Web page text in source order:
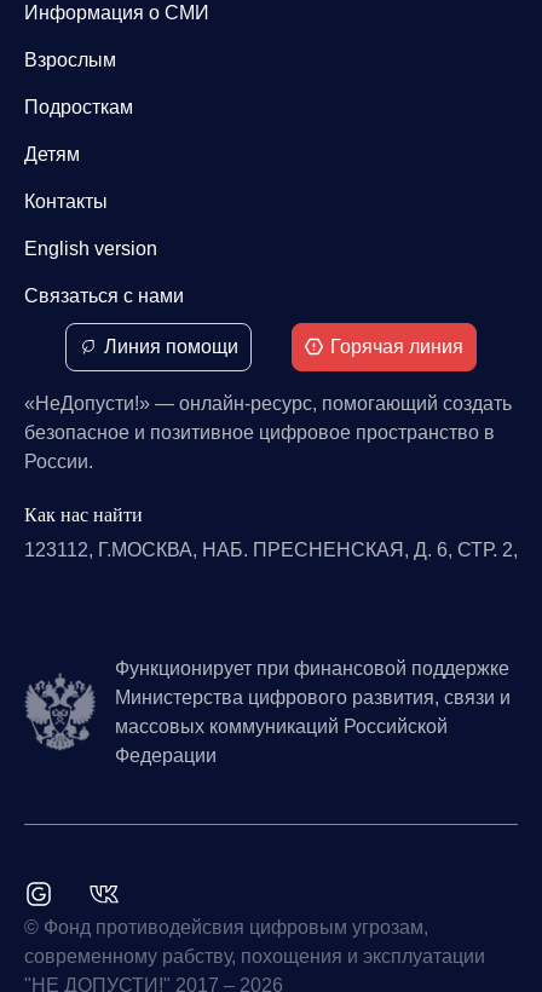
Информация о СМИ
Взрослым
Подросткам
Детям
Контакты
English version
Связаться с нами
Линия помощи Горячая линия
«НеДопусти!» — онлайн-ресурс, помогающий создать
безопасное и позитивное цифровое пространство в
России.
Как нас найти
123112, Г.МОСКВА, НАБ. ПРЕСНЕНСКАЯ, Д. 6, СТР. 2,
Функционирует при финансовой поддержке
Министерства цифрового развития, связи и
массовых коммуникаций Российской
Федерации
© Фонд противодейсвия цифровым угрозам,
современному рабству, похощения и эксплуатации
"НЕ ДОПУСТИ!" 2017 – 2026